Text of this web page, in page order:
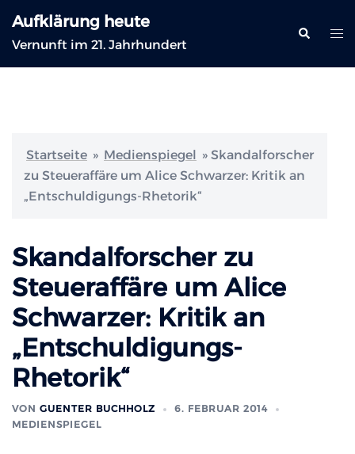
Inhalt
springen
Aufklärung heute
Vernunft im 21. Jahrhundert
Suche
Startseite » Medienspiegel » Skandalforscher
zu Steueraffäre um Alice Schwarzer: Kritik an
„Entschuldigungs-Rhetorik“
Skandalforscher zu
Steueraffäre um Alice
Schwarzer: Kritik an
„Entschuldigungs-
Rhetorik“
VON GUENTER BUCHHOLZ
6. FEBRUAR 2014
MEDIENSPIEGEL